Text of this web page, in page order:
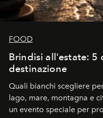
FOOD
Brindisi all'estate: 5
destinazione
Quali bianchi scegliere
lago, mare, montagna e
un evento speciale per